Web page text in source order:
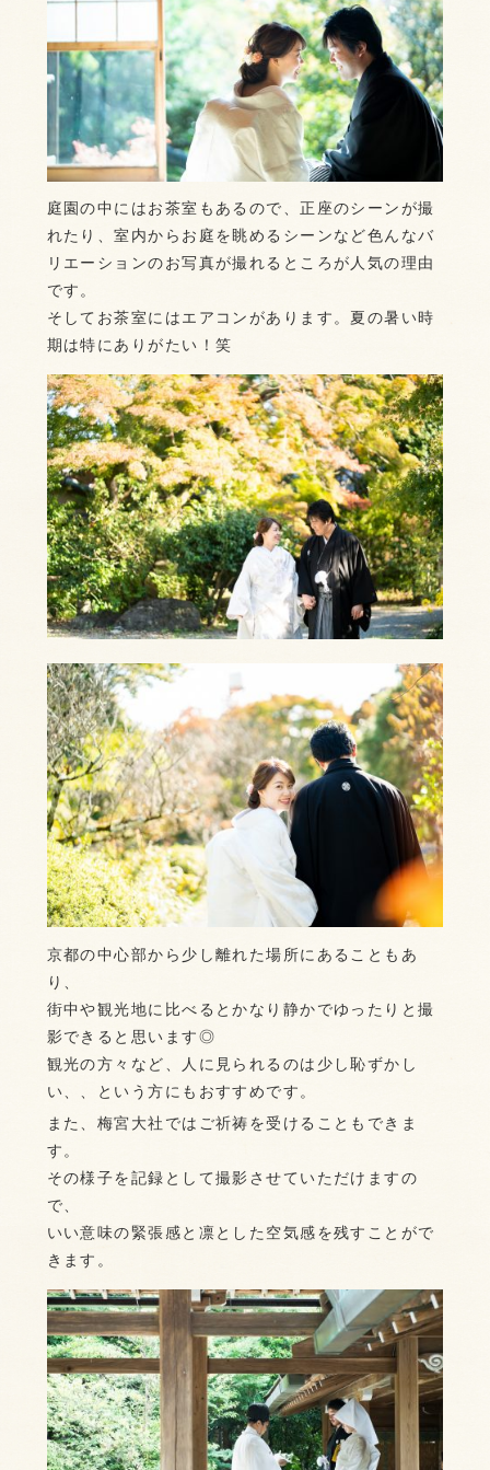
庭園の中にはお茶室もあるので、正座のシーンが撮
れたり、室内からお庭を眺めるシーンなど色んなバ
リエーションのお写真が撮れるところが人気の理由
です。
そしてお茶室にはエアコンがあります。夏の暑い時
期は特にありがたい！笑
京都の中心部から少し離れた場所にあることもあ
り、
街中や観光地に比べるとかなり静かでゆったりと撮
影できると思います◎
観光の方々など、人に見られるのは少し恥ずかし
い、、という方にもおすすめです。
また、梅宮大社ではご祈祷を受けることもできま
す。
その様子を記録として撮影させていただけますの
で、
いい意味の緊張感と凛とした空気感を残すことがで
きます。